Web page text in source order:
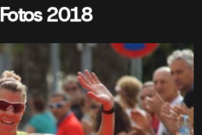
Fotos 2018